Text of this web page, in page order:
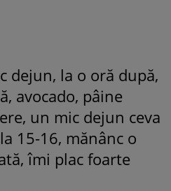
dejun, la o oră după,
avocado, pâine
un mic dejun ceva
15-16, mănânc o
îmi plac foarte